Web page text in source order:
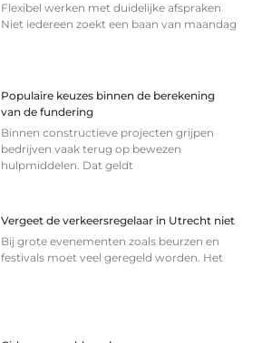
Flexibel werken met duidelijke afspraken
Niet iedereen zoekt een baan van maandag
Populaire keuzes binnen de berekening
van de fundering
Binnen constructieve projecten grijpen
bedrijven vaak terug op bewezen
hulpmiddelen. Dat geldt
Vergeet de verkeersregelaar in Utrecht niet
Bij grote evenementen zoals beurzen en
festivals moet veel geregeld worden. Het